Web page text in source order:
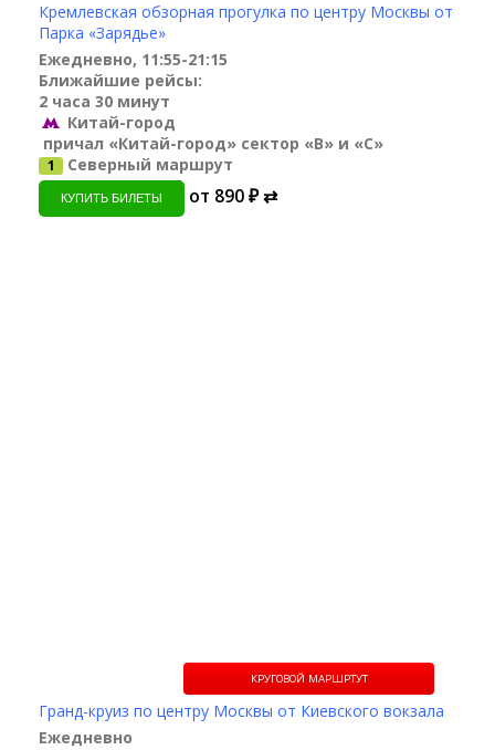
Кремлевская обзорная прогулка по центру Москвы от
Парка «Зарядье»
Ежедневно, 11:55-21:15
Ближайшие рейсы:
2 часа 30 минут
Китай-город
причал «Китай-город» сектор «B» и «С»
1 Северный маршрут
КУПИТЬ БИЛЕТЫ от 890 ₽ ⇄
КРУГОВОЙ МАРШРТУТ
Гранд-круиз по центру Москвы от Киевского вокзала
Ежедневно